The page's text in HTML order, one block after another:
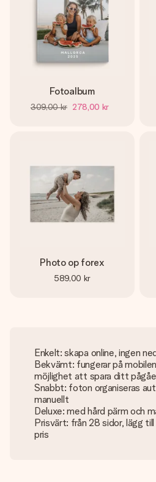
Fotoalbum
309,00 kr 278,00 kr
Photo op forex
589,00 kr
Enkelt: skapa online, ingen
Bekvämt: fungerar på
möjlighet att spara ditt
Snabbt: foton organiseras
manuellt
Deluxe: med hård pärm och
Prisvärt: från 28 sidor, lägg
pris